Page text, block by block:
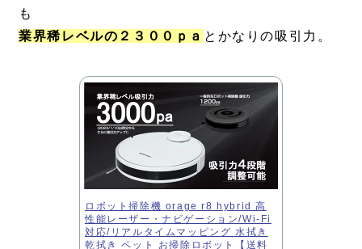
も
業界稀レベルの２３００ｐａ とかなりの吸引力。
ロボット掃除機 orage r8 hybrid 高
性能レーザー・ナビゲーション/Wi-Fi
対応/リアルタイムマッピング 水拭き
乾拭き ペット お掃除ロボット【送料